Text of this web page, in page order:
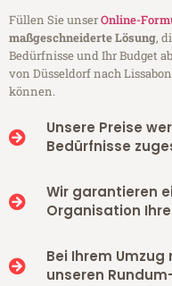
Füllen Sie unserOnline-
maßgeschneiderte Lösung,
Bedürfnisse und Ihr Budget
von Düsseldorf nach
können.
Unsere Preise
Bedürfnisse
Wir garantieren
Organisation
Bei Ihrem
unseren